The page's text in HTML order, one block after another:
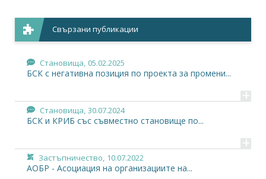
Свързани публикации
Становища, 05.02.2025
БСК с негативна позиция по проекта за промени...
+
Становища, 30.07.2024
БСК и КРИБ със съвместно становище по...
+
Застъпничество, 10.07.2022
АОБР - Асоциация на организациите на...